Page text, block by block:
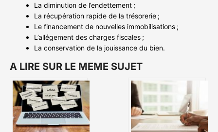
La diminution de l’endettement ;
La récupération rapide de la trésorerie ;
Le financement de nouvelles immobilisations ;
L’allégement des charges fiscales ;
La conservation de la jouissance du bien.
A LIRE SUR LE MEME SUJET